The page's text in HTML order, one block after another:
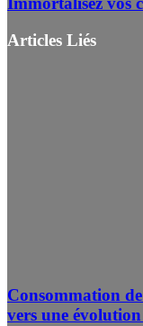
Articles Liés
Consommation
vers une